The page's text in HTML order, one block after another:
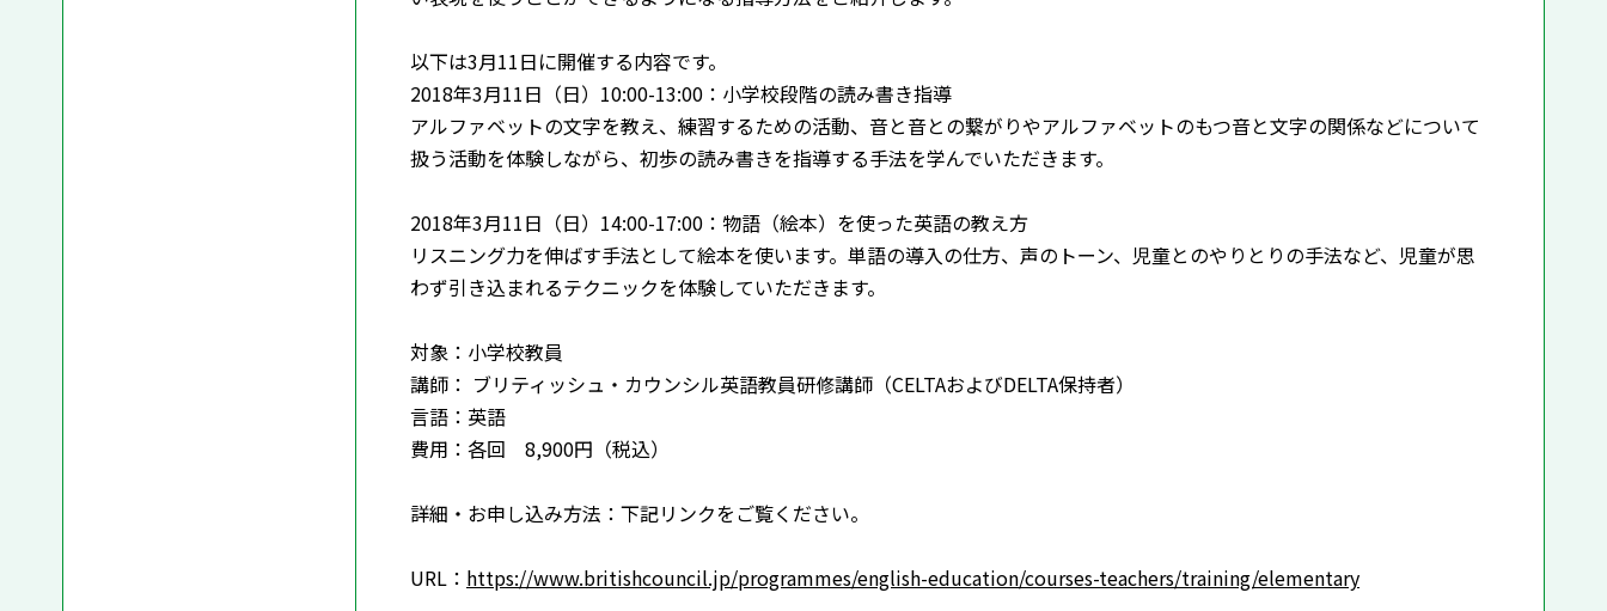
以下は3月11日に開催する内容です。
2018年3月11日（日）10:00-13:00：小学校段階の読み書き指導
アルファベットの文字を教え、練習するための活動、音と音との繋がりやアルファベットのもつ音と文字の関係などについて
扱う活動を体験しながら、初歩の読み書きを指導する手法を学んでいただきます。
2018年3月11日（日）14:00-17:00：物語（絵本）を使った英語の教え方
リスニング力を伸ばす手法として絵本を使います。単語の導入の仕方、声のトーン、児童とのやりとりの手法など、児童が思
わず引き込まれるテクニックを体験していただきます。
対象：小学校教員
講師： ブリティッシュ・カウンシル英語教員研修講師（CELTAおよびDELTA保持者）
言語：英語
費用：各回 8,900円（税込）
詳細・お申し込み方法：下記リンクをご覧ください。
URL： https://www.britishcouncil.jp/programmes/english-education/courses-teachers/training/elementary